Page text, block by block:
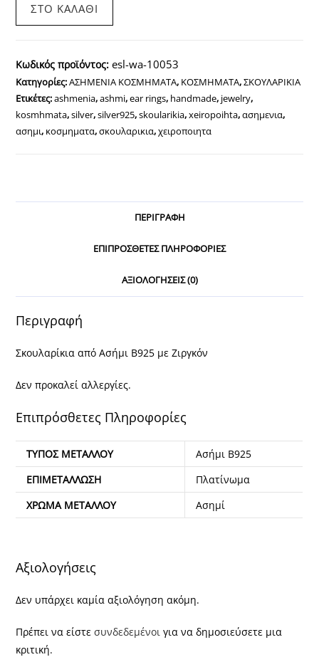
Ασήμι
Ζιργκόν
ποσότητα
ΣΤΟ ΚΑΛΆΘΙ
Κωδικός προϊόντος:esl-wa-10053
Κατηγορίες:ΑΣΗΜΕΝΙΑ ΚΟΣΜΗΜΑΤΑ, ΚΟΣΜΗΜΑΤΑ,ΣΚΟΥΛΑΡΙΚΙΑ
Ετικέτες:ashmenia,ashmi,ear rings, handmade, jewelry,
kosmhmata,silver,silver925,skoularikia,xeiropoihta,ασημενια,
ασημι, κοσμηματα,σκουλαρικια,χειροποιητα
ΠΕΡΙΓΡΑΦΉ
ΕΠΙΠΡΌΣΘΕΤΕΣ ΠΛΗΡΟΦΟΡΊΕΣ
ΑΞΙΟΛΟΓΉΣΕΙΣ (0)
Περιγραφή
Σκουλαρίκια από Ασήμι Β925 με Ζιργκόν
Δεν προκαλεί αλλεργίες.
Επιπρόσθετες Πληροφορίες
ΤΎΠΟΣ ΜΕΤΆΛΛΟΥ
Ασήμι Β925
ΕΠΙΜΕΤΆΛΛΩΣΗ
Πλατίνωμα
ΧΡΏΜΑ ΜΕΤΆΛΛΟΥ
Ασημί
Αξιολογήσεις
Δεν υπάρχει καμία αξιολόγηση ακόμη.
Πρέπει να είστεσυνδεδεμένοιγια να δημοσιεύσετε μια
κριτική.